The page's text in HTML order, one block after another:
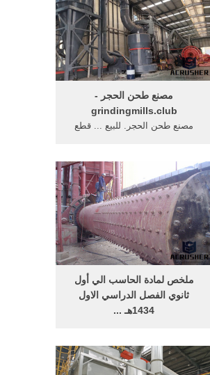
مصنع طحن الحجر -
grindingmills.club
مصنع طحن الحجر. للبيع ... قطع
ملخص لمادة الحاسب الي أول
ثانوي الفصل الدراسي الاول
1434هـ ...
الحقوق محفوظة لـ تعليم كوم 2011-
2017